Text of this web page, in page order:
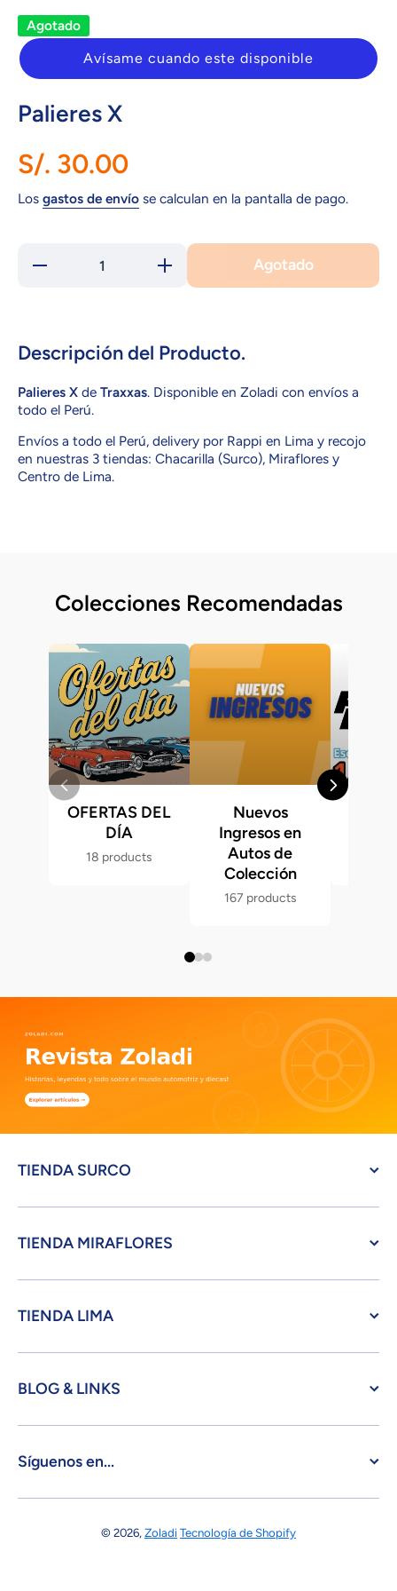
Agotado
Avísame cuando este disponible
Palieres X
S/. 30.00
Los gastos de envío se calculan en la pantalla de pago.
Reducir
Aumentar
cantidad
para
Agotado
Descripción del Producto.
Palieres X de Traxxas. Disponible en Zoladi con envíos a
todo el Perú.
Envíos a todo el Perú, delivery por Rappi en Lima y recojo
en nuestras 3 tiendas: Chacarilla (Surco), Miraflores y
Centro de Lima.
Colecciones Recomendadas
OFERTAS DEL
DÍA
18 products
Nuevos
Ingresos en
Autos de
Colección
167 products
TIENDA SURCO
TIENDA MIRAFLORES
TIENDA LIMA
BLOG & LINKS
Síguenos en...
© 2026,Zoladi Tecnología de Shopify